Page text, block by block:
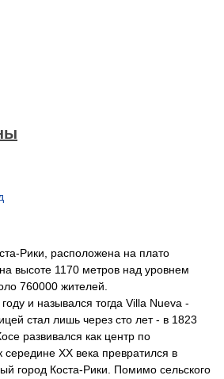
Рики, расположена на плато
высоте 1170 метров над уровнем
760000 жителей.
и назывался тогда Villa Nueva -
стал лишь через сто лет - в 1823
развивался как центр по
середине XX века превратился в
город Коста-Рики. Помимо сельского